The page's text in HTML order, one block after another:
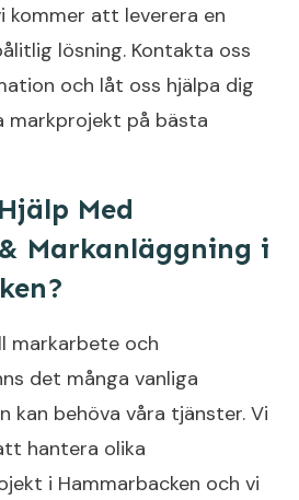
kommer att leverera en
lösning. Kontakta oss
och låt oss hjälpa dig
markprojekt på bästa
Med
Markanläggning i
markarbete och
det många vanliga
kan behöva våra tjänster. Vi
hantera olika
i Hammarbacken och vi